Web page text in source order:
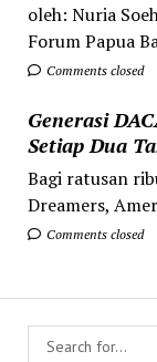
oleh: Nuria
Forum Papua
Comments closed
Generasi
Setiap Dua
Bagi ratusan
Dreamers,
Comments closed